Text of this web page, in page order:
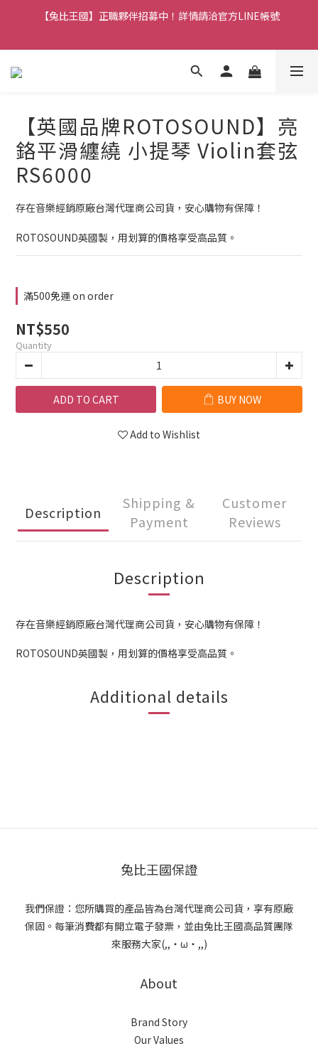
【兔比王國公告】新加入的冒險者，註冊會員即可立馬享有300元
【兔比王國公告】新加入的冒險者，註冊會員即可立馬享有300元
【英國品牌ROTOSOUND】亮
鉻平滑纏繞 小提琴 Violin套弦
RS6000
存在音樂經銷原廠台灣代理商公司貨，安心購物有保障！
ROTOSOUND英國製，用划算的價格享受高品質。
滿500免運 on order
NT$550
Quantity
ADD TO CART BUY NOW
Add to Wishlist
Description
Shipping &
Payment
Customer
Reviews
Description
存在音樂經銷原廠台灣代理商公司貨，安心購物有保障！
ROTOSOUND英國製，用划算的價格享受高品質。
Additional details
兔比王國保證
我們保證：您所購買的產品皆為台灣代理商公司貨，享有原廠
保固。每筆消費都有開立電子發票，並由兔比王國高品質團隊
來服務大家(,,・ω・,,)
About
Brand Story
Our Values